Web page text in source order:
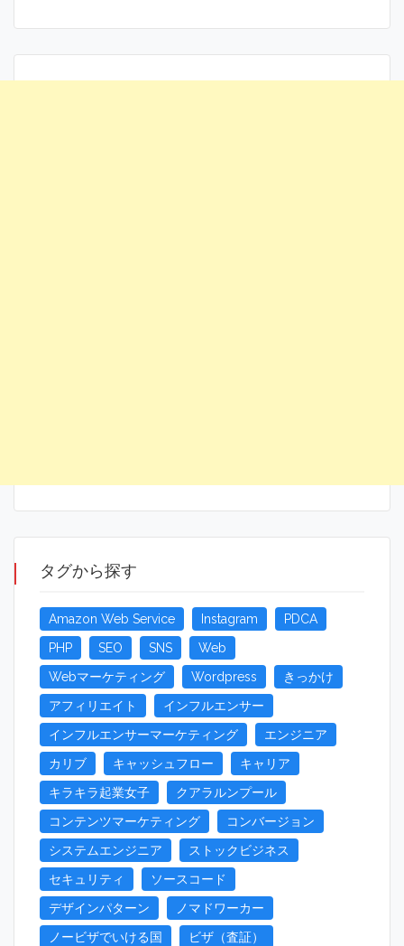
タグから探す
Amazon Web Service Instagram
PDCA
PHP
SEO SNS
Web
Webマーケティング
Wordpress
きっかけ
アフィリエイト
インフルエンサー
インフルエンサーマーケティング
エンジニア
カリブ
キャッシュフロー
キャリア
キラキラ起業女子
クアラルンプール
コンテンツマーケティング
コンバージョン
システムエンジニア
ストックビジネス
セキュリティ
ソースコード
デザインパターン
ノマドワーカー
ノービザでいける国
ビザ（査証）